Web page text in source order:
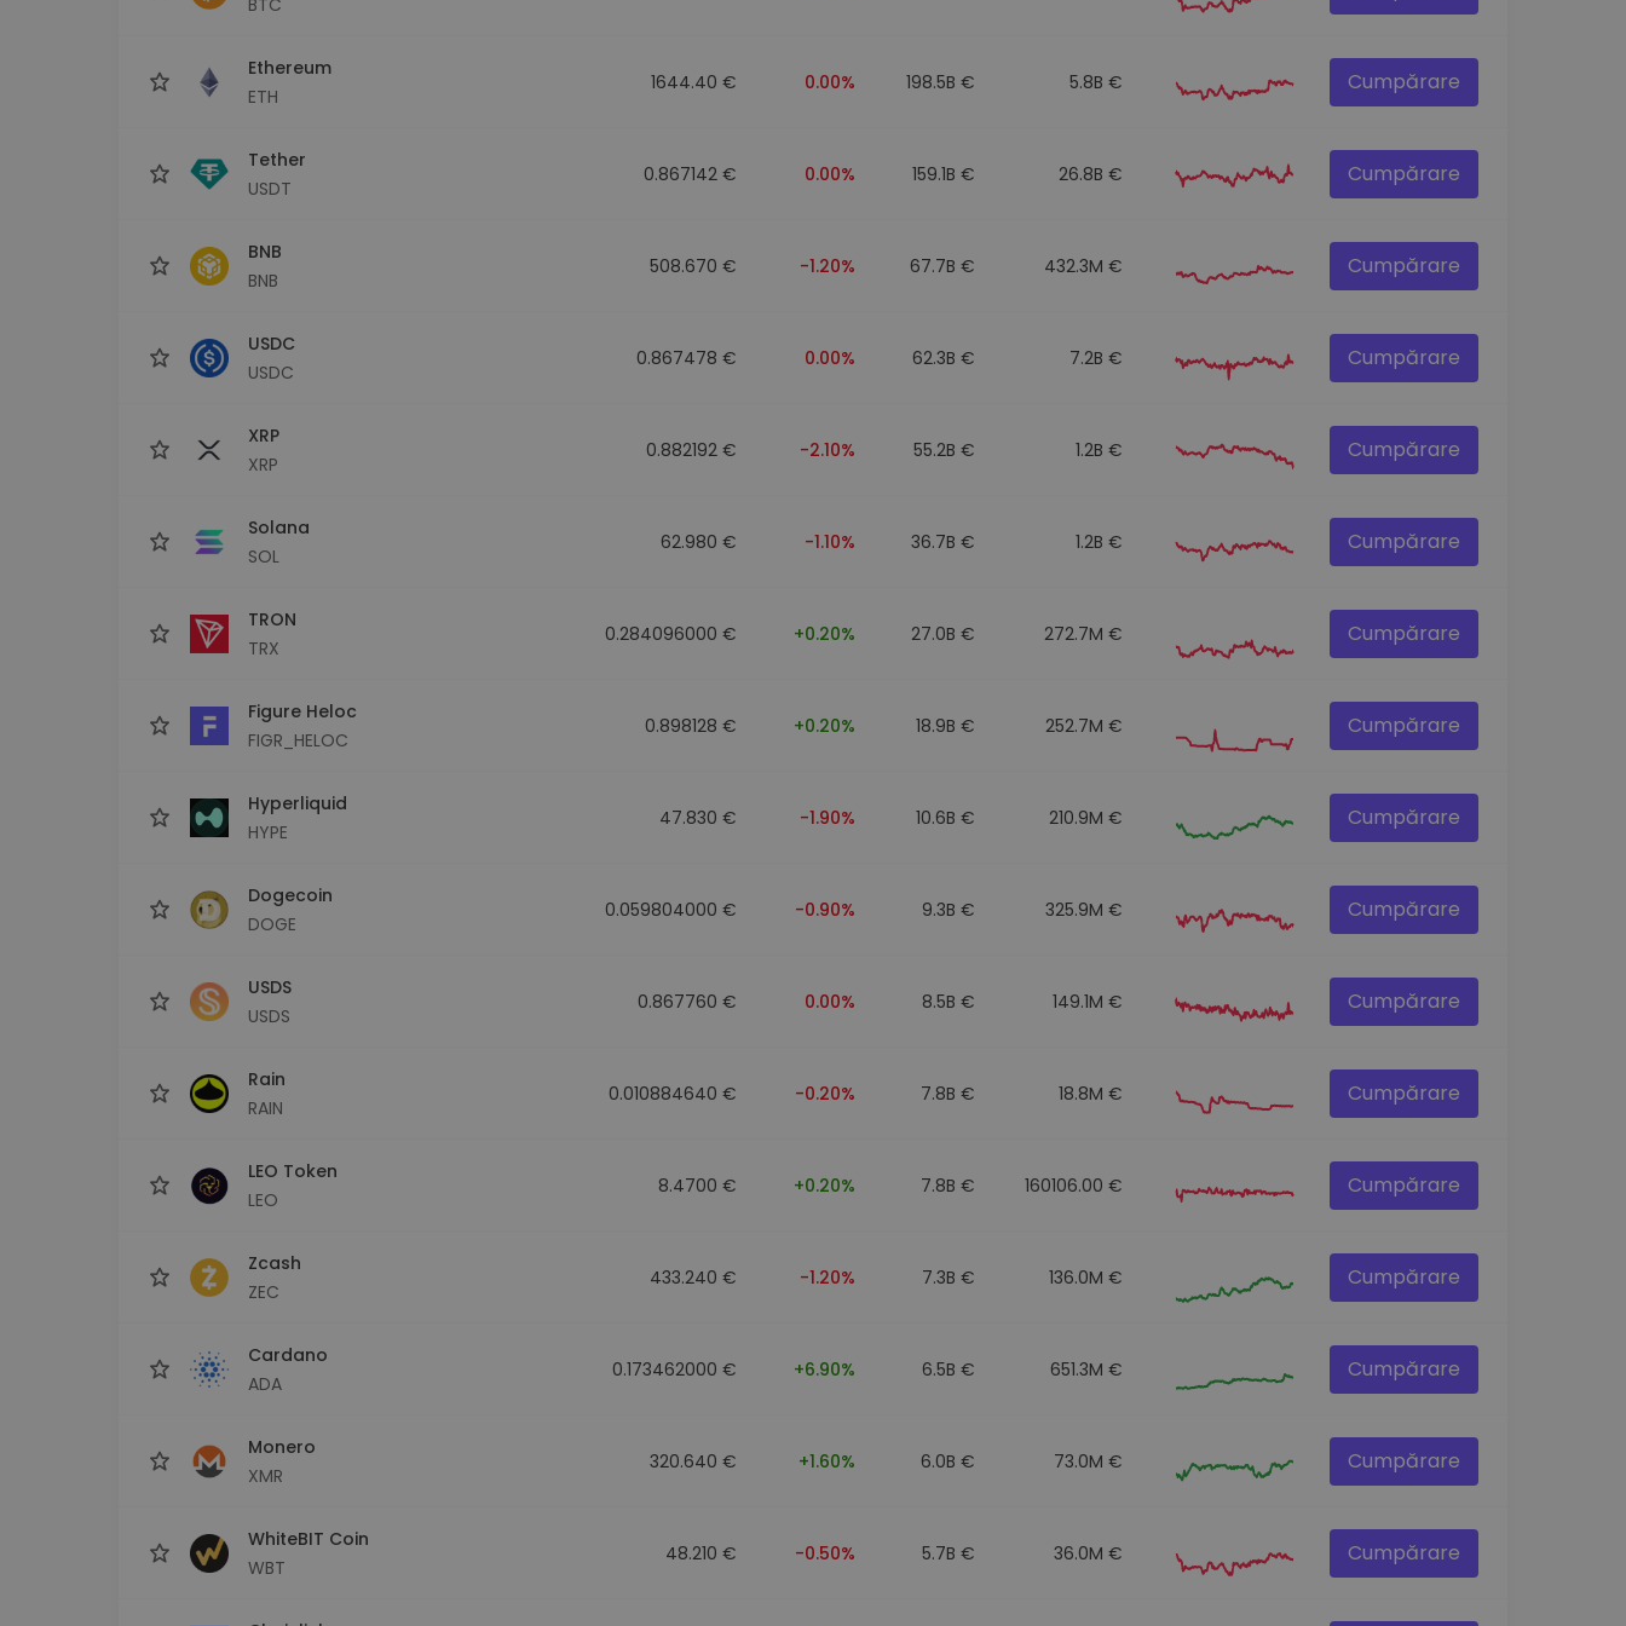
Ethereum
ETH
1644.40 € 0.00% 198.5B € 5.8B € Cumpărare
Tether
USDT
0.867142 € 0.00% 159.1B € 26.8B € Cumpărare
BNB
BNB
508.670 € -1.20% 67.7B € 432.3M € Cumpărare
USDC
USDC
0.867478 € 0.00% 62.3B € 7.2B € Cumpărare
XRP
XRP
0.882192 € -2.10% 55.2B € 1.2B € Cumpărare
Solana
SOL
62.980 € -1.10% 36.7B € 1.2B € Cumpărare
TRON
TRX
0.284096000 € +0.20% 27.0B € 272.7M € Cumpărare
Figure Heloc
FIGR_HELOC
0.898128 € +0.20% 18.9B € 252.7M € Cumpărare
Hyperliquid
HYPE
47.830 € -1.90% 10.6B € 210.9M € Cumpărare
Dogecoin
DOGE
0.059804000 € -0.90% 9.3B € 325.9M € Cumpărare
USDS
USDS
0.867760 € 0.00% 8.5B € 149.1M € Cumpărare
Rain
RAIN
0.010884640 € -0.20% 7.8B € 18.8M € Cumpărare
LEO Token
LEO
8.4700 € +0.20% 7.8B € 160106.00 € Cumpărare
Zcash
ZEC
433.240 € -1.20% 7.3B € 136.0M € Cumpărare
Cardano
ADA
0.173462000 € +6.90% 6.5B € 651.3M € Cumpărare
Monero
XMR
320.640 € +1.60% 6.0B € 73.0M € Cumpărare
WhiteBIT Coin
WBT
48.210 € -0.50% 5.7B € 36.0M € Cumpărare